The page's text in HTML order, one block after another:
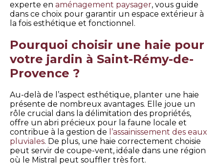
experte en aménagement paysager, vous guide
dans ce choix pour garantir un espace extérieur à
la fois esthétique et fonctionnel.
Pourquoi choisir une haie pour
votre jardin à Saint-Rémy-de-
Provence ?
Au-delà de l’aspect esthétique, planter une haie
présente de nombreux avantages. Elle joue un
rôle crucial dans la délimitation des propriétés,
offre un abri précieux pour la faune locale et
contribue à la gestion de l’assainissement des eaux
pluviales. De plus, une haie correctement choisie
peut servir de coupe-vent, idéale dans une région
où le Mistral peut souffler très fort.